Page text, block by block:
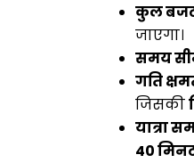
कुल
जाएगा।
समय
गति
जिसकी
यात्रा
40